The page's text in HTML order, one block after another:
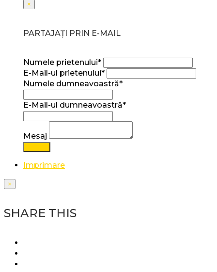
×
PARTAJAȚI PRIN E-MAIL
Numele prietenului*
E-Mail-ul prietenului*
Numele dumneavoastră*
E-Mail-ul dumneavoastră*
Mesaj
Imprimare
×
SHARE THIS